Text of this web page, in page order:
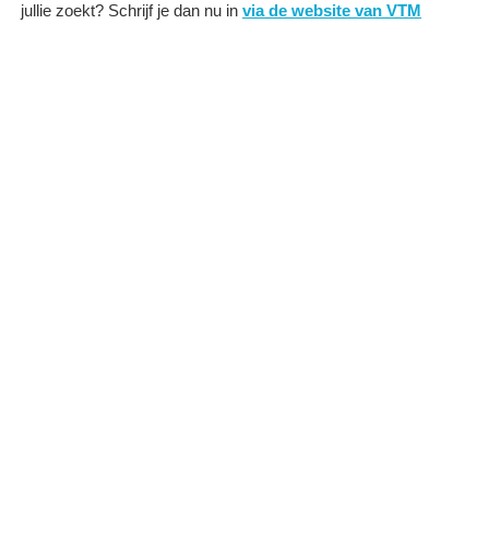
jullie zoekt? Schrijf je dan nu in via de website van VTM